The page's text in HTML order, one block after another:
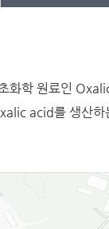
화학 원료인
acid를 생산